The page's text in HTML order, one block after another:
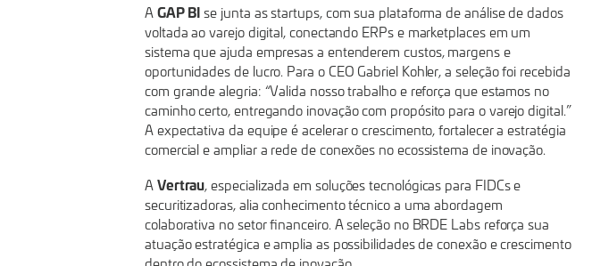
A GAP BI se junta as startups, com sua plataforma de análise de dados
voltada ao varejo digital, conectando ERPs e marketplaces em um
sistema que ajuda empresas a entenderem custos, margens e
oportunidades de lucro. Para o CEO Gabriel Kohler, a seleção foi recebida
com grande alegria: “Valida nosso trabalho e reforça que estamos no
caminho certo, entregando inovação com propósito para o varejo digital.”
A expectativa da equipe é acelerar o crescimento, fortalecer a estratégia
comercial e ampliar a rede de conexões no ecossistema de inovação.
A Vertrau, especializada em soluções tecnológicas para FIDCs e
securitizadoras, alia conhecimento técnico a uma abordagem
colaborativa no setor financeiro. A seleção no BRDE Labs reforça sua
atuação estratégica e amplia as possibilidades de conexão e crescimento